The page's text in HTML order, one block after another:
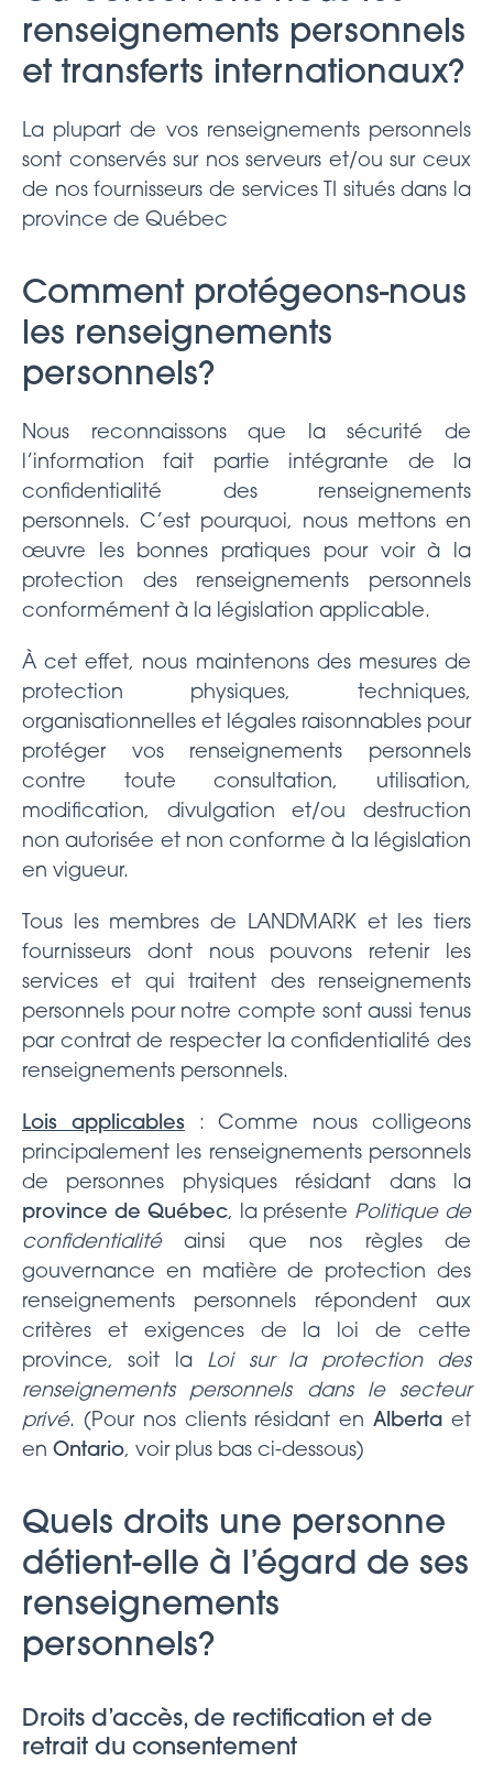
renseignements personnels
et transferts internationaux?
La plupart de vos renseignements personnels
sont conservés sur nos serveurs et/ou sur ceux
de nos fournisseurs de services TI situés dans la
province de Québec
Comment protégeons-nous
les renseignements
personnels?
Nous reconnaissons que la sécurité de
l’information fait partie intégrante de la
confidentialité des renseignements
personnels. C’est pourquoi, nous mettons en
œuvre les bonnes pratiques pour voir à la
protection des renseignements personnels
conformément à la législation applicable.
À cet effet, nous maintenons des mesures de
protection physiques, techniques,
organisationnelles et légales raisonnables pour
protéger vos renseignements personnels
contre toute consultation, utilisation,
modification, divulgation et/ou destruction
non autorisée et non conforme à la législation
en vigueur.
Tous les membres de LANDMARK et les tiers
fournisseurs dont nous pouvons retenir les
services et qui traitent des renseignements
personnels pour notre compte sont aussi tenus
par contrat de respecter la confidentialité des
renseignements personnels.
Lois applicables: Comme nous colligeons
principalement les renseignements personnels
de personnes physiques résidant dans la
province de Québec, la présente Politique de
confidentialitéainsi que nos règles de
gouvernance en matière de protection des
renseignements personnels répondent aux
critères et exigences de la loi de cette
province, soit la Loi sur la protection des
renseignements personnels dans le secteur
privé. (Pour nos clients résidant enAlberta et
en Ontario, voir plus bas ci-dessous)
Quels droits une personne
détient-elle à l’égard de ses
renseignements
personnels?
Droits d’accès, de rectification et de
retrait du consentement